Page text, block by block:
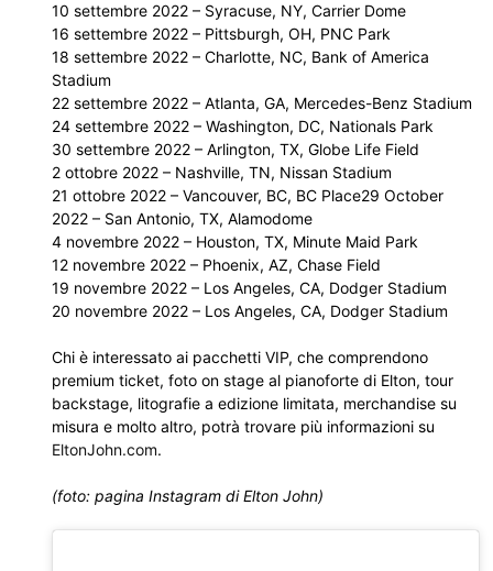
10 settembre 2022 – Syracuse, NY, Carrier Dome
16 settembre 2022 – Pittsburgh, OH, PNC Park
18 settembre 2022 – Charlotte, NC, Bank of America
Stadium
22 settembre 2022 – Atlanta, GA, Mercedes-Benz Stadium
24 settembre 2022 – Washington, DC, Nationals Park
30 settembre 2022 – Arlington, TX, Globe Life Field
2 ottobre 2022 – Nashville, TN, Nissan Stadium
21 ottobre 2022 – Vancouver, BC, BC Place29 October
2022 – San Antonio, TX, Alamodome
4 novembre 2022 – Houston, TX, Minute Maid Park
12 novembre 2022 – Phoenix, AZ, Chase Field
19 novembre 2022 – Los Angeles, CA, Dodger Stadium
20 novembre 2022 – Los Angeles, CA, Dodger Stadium
Chi è interessato ai pacchetti VIP, che comprendono
premium ticket, foto on stage al pianoforte di Elton, tour
backstage, litografie a edizione limitata, merchandise su
misura e molto altro, potrà trovare più informazioni su
EltonJohn.com.
(foto: pagina Instagram di Elton John)